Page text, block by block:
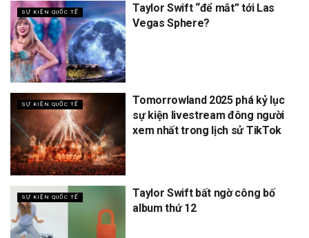
SỰ KIỆN QUỐC TẾ
Taylor Swift “để mắt” tới Las
Vegas Sphere?
SỰ KIỆN QUỐC TẾ
Tomorrowland 2025 phá kỷ lục
sự kiện livestream đông người
xem nhất trong lịch sử TikTok
SỰ KIỆN QUỐC TẾ
Taylor Swift bất ngờ công bố
album thứ 12